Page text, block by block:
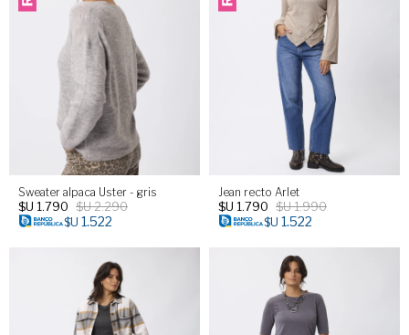
Sweater alpaca Uster - gris
$U 1.790 $U2.290
$U 1.522
Jean recto Arlet
$U 1.790 $U1.990
$U 1.522